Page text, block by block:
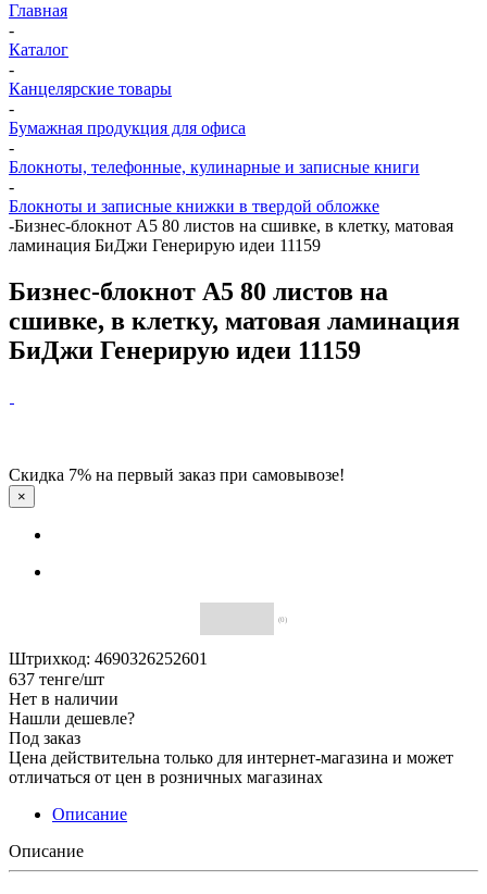
Главная
-
Каталог
-
Канцелярские товары
-
Бумажная продукция для офиса
-
Блокноты, телефонные, кулинарные и записные книги
-
Блокноты и записные книжки в твердой обложке
-Бизнес-блокнот А5 80 листов на сшивке, в клетку, матовая
ламинация БиДжи Генерирую идеи 11159
Бизнес-блокнот А5 80 листов на
сшивке, в клетку, матовая ламинация
БиДжи Генерирую идеи 11159
Скидка 7% на первый заказ при самовывозе!
×
(0)
Штрихкод: 4690326252601
637 тенге/шт
Нет в наличии
Нашли дешевле?
Под заказ
Цена действительна только для интернет-магазина и может
отличаться от цен в розничных магазинах
Описание
Описание